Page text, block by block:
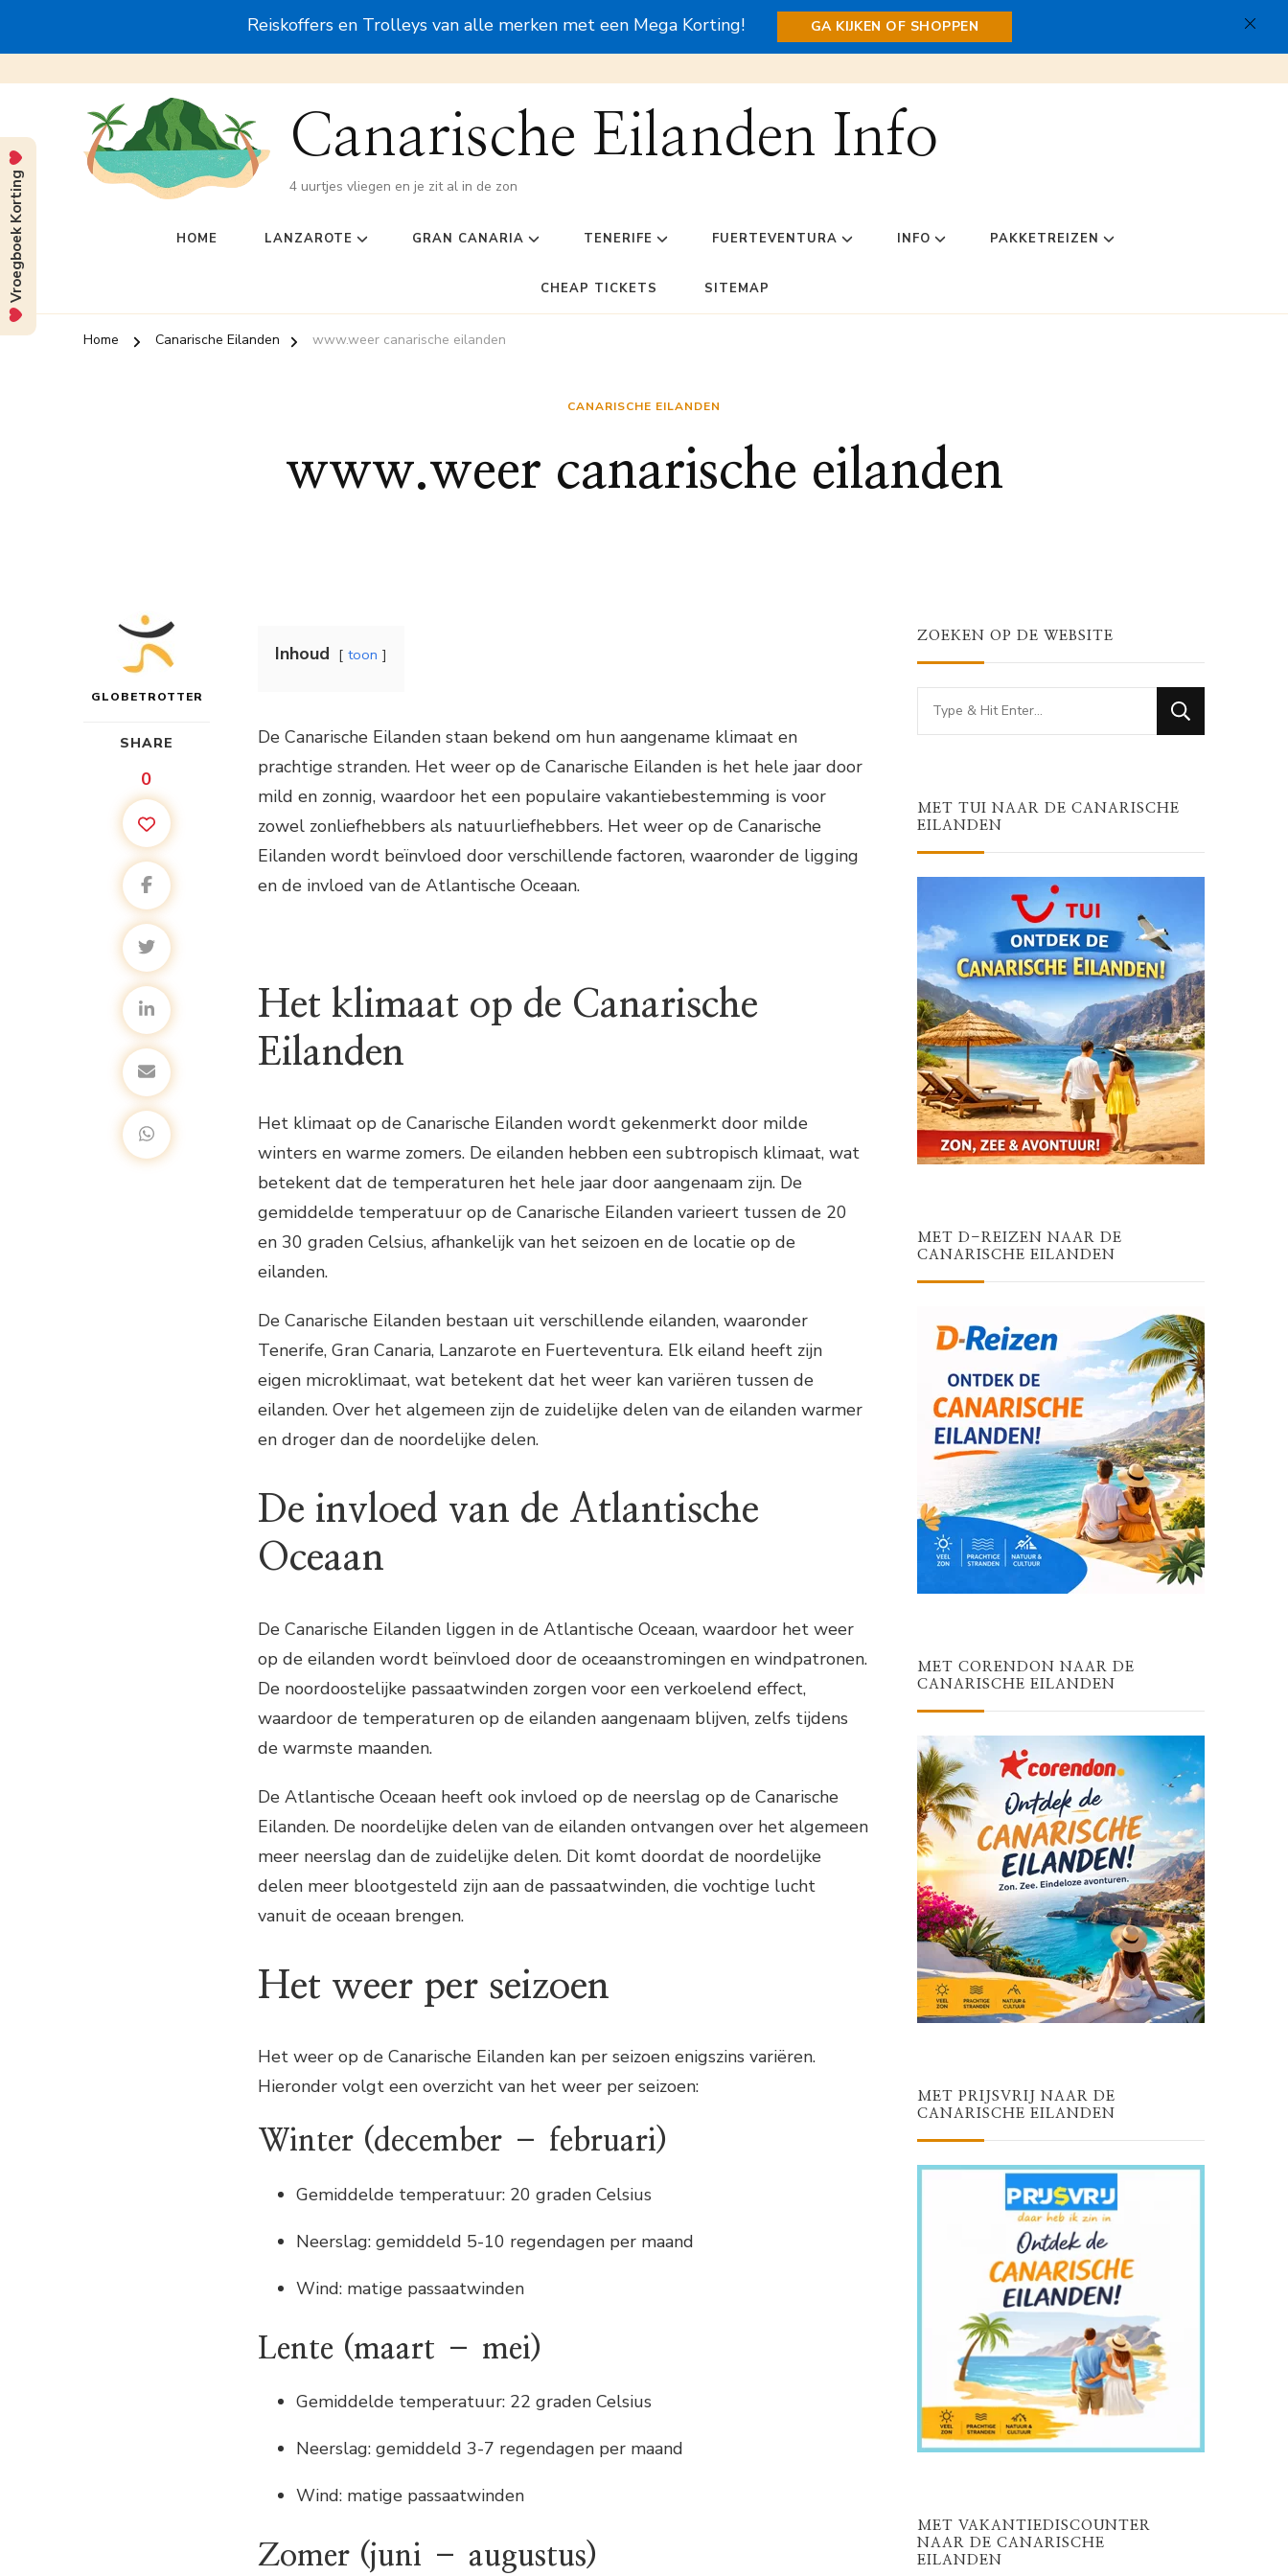
Reiskoffers en Trolleys van alle merken met een Mega Korting! GA KIJKEN OF SHOPPEN
Canarische Eilanden Info
4 uurtjes vliegen en je zit al in de zon
HOME LANZAROTE GRAN CANARIA TENERIFE FUERTEVENTURA INFO PAKKETREIZEN
CHEAP TICKETS SITEMAP
Home Canarische Eilanden www.weer canarische eilanden
CANARISCHE EILANDEN
www.weer canarische eilanden
GLOBETROTTER
SHARE
0
Inhoud toon
De Canarische Eilanden staan bekend om hun aangename klimaat en
prachtige stranden. Het weer op de Canarische Eilanden is het hele jaar door
mild en zonnig, waardoor het een populaire vakantiebestemming is voor
zowel zonliefhebbers als natuurliefhebbers. Het weer op de Canarische
Eilanden wordt beïnvloed door verschillende factoren, waaronder de ligging
en de invloed van de Atlantische Oceaan.
Het klimaat op de Canarische
Eilanden
Het klimaat op de Canarische Eilanden wordt gekenmerkt door milde
winters en warme zomers. De eilanden hebben een subtropisch klimaat, wat
betekent dat de temperaturen het hele jaar door aangenaam zijn. De
gemiddelde temperatuur op de Canarische Eilanden varieert tussen de 20
en 30 graden Celsius, afhankelijk van het seizoen en de locatie op de
eilanden.
De Canarische Eilanden bestaan uit verschillende eilanden, waaronder
Tenerife, Gran Canaria, Lanzarote en Fuerteventura. Elk eiland heeft zijn
eigen microklimaat, wat betekent dat het weer kan variëren tussen de
eilanden. Over het algemeen zijn de zuidelijke delen van de eilanden warmer
en droger dan de noordelijke delen.
De invloed van de Atlantische
Oceaan
De Canarische Eilanden liggen in de Atlantische Oceaan, waardoor het weer
op de eilanden wordt beïnvloed door de oceaanstromingen en windpatronen.
De noordoostelijke passaatwinden zorgen voor een verkoelend effect,
waardoor de temperaturen op de eilanden aangenaam blijven, zelfs tijdens
de warmste maanden.
De Atlantische Oceaan heeft ook invloed op de neerslag op de Canarische
Eilanden. De noordelijke delen van de eilanden ontvangen over het algemeen
meer neerslag dan de zuidelijke delen. Dit komt doordat de noordelijke
delen meer blootgesteld zijn aan de passaatwinden, die vochtige lucht
vanuit de oceaan brengen.
Het weer per seizoen
Het weer op de Canarische Eilanden kan per seizoen enigszins variëren.
Hieronder volgt een overzicht van het weer per seizoen:
Winter (december – februari)
Gemiddelde temperatuur: 20 graden Celsius
Neerslag: gemiddeld 5-10 regendagen per maand
Wind: matige passaatwinden
Lente (maart – mei)
Gemiddelde temperatuur: 22 graden Celsius
Neerslag: gemiddeld 3-7 regendagen per maand
Wind: matige passaatwinden
Zomer (juni – augustus)
ZOEKEN OP DE WEBSITE
Looking
for
MET TUI NAAR DE CANARISCHE
EILANDEN
MET D-REIZEN NAAR DE
CANARISCHE EILANDEN
MET CORENDON NAAR DE
CANARISCHE EILANDEN
MET PRIJSVRIJ NAAR DE
CANARISCHE EILANDEN
MET VAKANTIEDISCOUNTER
NAAR DE CANARISCHE
EILANDEN
Vroegboek Korting